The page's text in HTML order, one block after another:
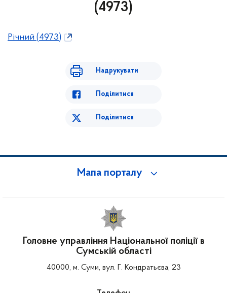
(4973)
Річний (4973)
Надрукувати
Поділитися
Поділитися
Мапа порталу
Головне управління Національної поліції в
Сумській області
40000, м. Суми, вул. Г. Кондратьєва, 23